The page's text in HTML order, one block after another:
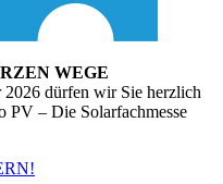
WEGE
dürfen wir Sie herzlich
PV – Die Solarfachmesse